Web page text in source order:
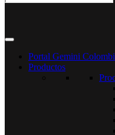
Portal Gemini
Productos